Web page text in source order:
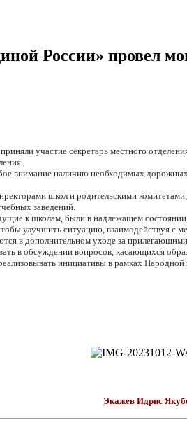
России» провел
участие секретарь местного
внимание наличию необходимых
школ и родительскими
заведений.
к школам, были в надлежащем
улучшить ситуацию, взаимодействуя с
в дополнительном уходе за
в обсуждении вопросов, касающихся
инициативы в рамках
Экажев Идрис